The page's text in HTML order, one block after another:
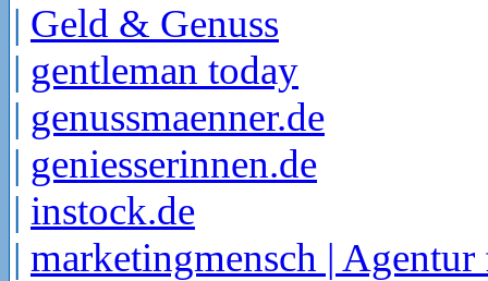
| Geld & Genuss
| gentleman today
| genussmaenner.de
| geniesserinnen.de
| instock.de
| marketingmensch | Agentur